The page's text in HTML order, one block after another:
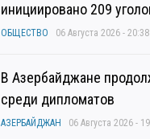
инициировано 209
ОБЩЕСТВО 06 Августа 2026 - 20:38
В Азербайджане
среди дипломатов
АЗЕРБАЙДЖАН 06 Августа 2026 -